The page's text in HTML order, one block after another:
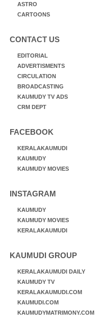
ASTRO
CARTOONS
CONTACT US
EDITORIAL
ADVERTISMENTS
CIRCULATION
BROADCASTING
KAUMUDY TV ADS
CRM DEPT
FACEBOOK
KERALAKAUMUDI
KAUMUDY
KAUMUDY MOVIES
INSTAGRAM
KAUMUDY
KAUMUDY MOVIES
KERALAKAUMUDI
KAUMUDI GROUP
KERALAKAUMUDI DAILY
KAUMUDY TV
KERALAKAUMUDI.COM
KAUMUDI.COM
KAUMUDYMATRIMONY.COM